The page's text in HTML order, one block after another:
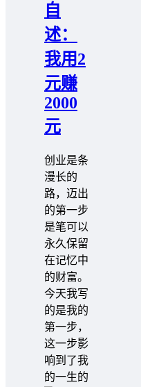
自
述：
我用2
元赚
2000
元
创业是条
漫长的
路，迈出
的第一步
是笔可以
永久保留
在记忆中
的财富。
今天我写
的是我的
第一步，
这一步影
响到了我
的一生的